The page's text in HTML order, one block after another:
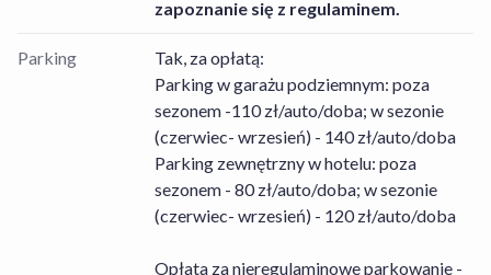
zapoznanie się z regulaminem.
Parking
Tak, za opłatą:
Parking w garażu podziemnym: poza
sezonem -110 zł/auto/doba; w sezonie
(czerwiec- wrzesień) - 140 zł/auto/doba
Parking zewnętrzny w hotelu: poza
sezonem - 80 zł/auto/doba; w sezonie
(czerwiec- wrzesień) - 120 zł/auto/doba
Opłata za nieregulaminowe parkowanie -